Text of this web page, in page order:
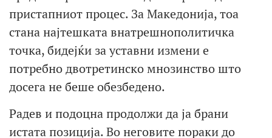
пристапниот процес. За Македонија, тоа
стана најтешката внатрешнополитичка
точка, бидејќи за уставни измени е
потребно двотретинско мнозинство што
досега не беше обезбедено.
Радев и подоцна продолжи да ја брани
истата позиција. Во неговите пораки до